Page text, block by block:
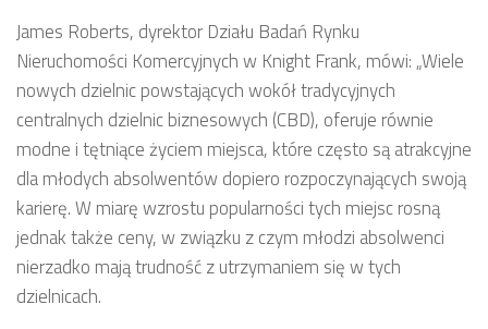
James Roberts, dyrektor Działu Badań Rynku
Nieruchomości Komercyjnych w Knight Frank, mówi: „Wiele
nowych dzielnic powstających wokół tradycyjnych
centralnych dzielnic biznesowych (CBD), oferuje równie
modne i tętniące życiem miejsca, które często są atrakcyjne
dla młodych absolwentów dopiero rozpoczynających swoją
karierę. W miarę wzrostu popularności tych miejsc rosną
jednak także ceny, w związku z czym młodzi absolwenci
nierzadko mają trudność z utrzymaniem się w tych
dzielnicach.